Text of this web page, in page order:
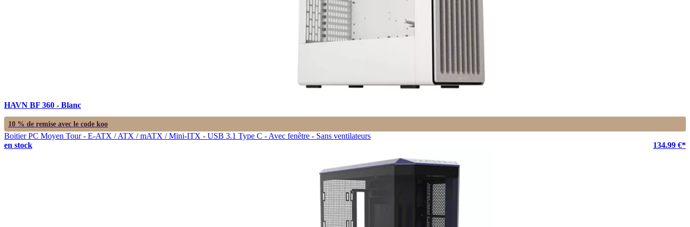
HAVN BF 360 - Blanc
10 % de remise avec le code koo
Boitier PC Moyen Tour - E-ATX / ATX / mATX / Mini-ITX - USB 3.1 Type C - Avec fenêtre - Sans ventilateurs
en stock
134.99 €*